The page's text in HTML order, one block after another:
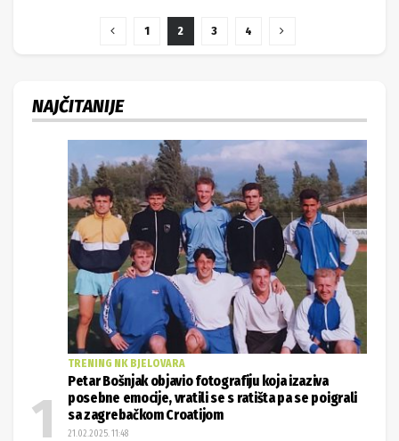
1 2 3 4
NAJČITANIJE
TRENING NK BJELOVARA
Petar Bošnjak objavio fotografiju koja izaziva
posebne emocije, vratili se s ratišta pa se poigrali
sa zagrebačkom Croatijom
21.02.2025. 11:48